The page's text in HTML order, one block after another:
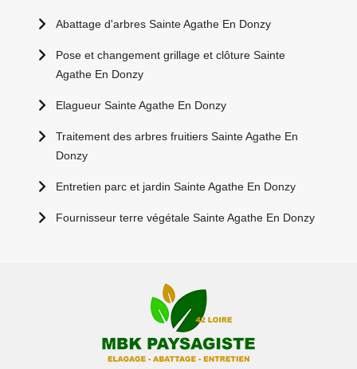
Abattage d'arbres Sainte Agathe En Donzy
Pose et changement grillage et clôture Sainte
Agathe En Donzy
Elagueur Sainte Agathe En Donzy
Traitement des arbres fruitiers Sainte Agathe En
Donzy
Entretien parc et jardin Sainte Agathe En Donzy
Fournisseur terre végétale Sainte Agathe En Donzy